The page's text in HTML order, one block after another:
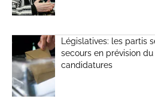
Législatives: les partis
secours en prévision
candidatures